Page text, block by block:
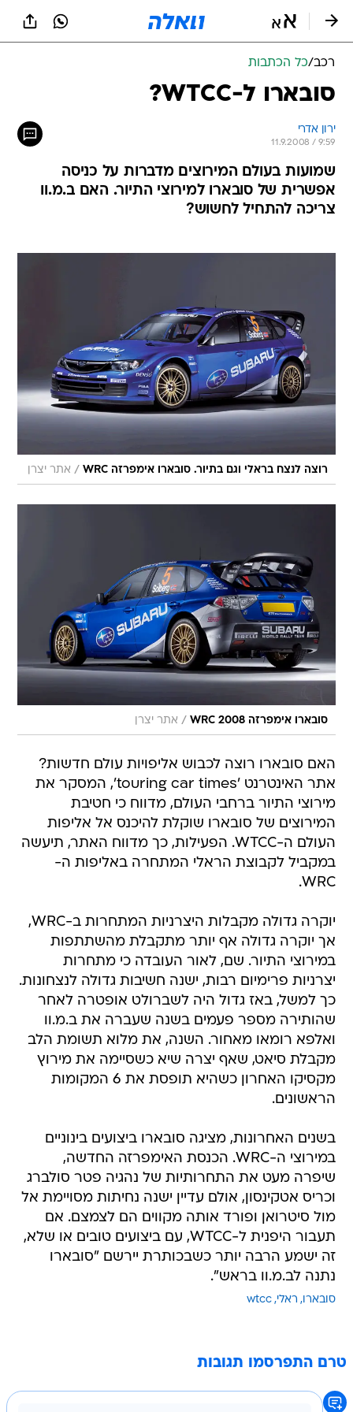
רכב/כל הכתבות
סובארו ל-WTCC?
ירון אדרי
11.9.2008 / 9:59
שמועות בעולם המירוצים מדברות על כניסה
אפשרית של סובארו למירוצי התיור. האם ב.מ.וו
צריכה להתחיל לחשוש?
רוצה לנצח בראלי וגם בתיור. סובארו אימפרזה WRC / אתר יצרן
סובארו אימפרזה WRC 2008 / אתר יצרן
האם סובארו רוצה לכבוש אליפויות עולם חדשות?
אתר האינטרנט 'touring car times', המסקר את
מירוצי התיור ברחבי העולם, מדווח כי חטיבת
המירוצים של סובארו שוקלת להיכנס אל אליפות
העולם ה-WTCC. הפעילות, כך מדווח האתר, תיעשה
במקביל לקבוצת הראלי המתחרה באליפות ה-
WRC.
יוקרה גדולה מקבלות היצרניות המתחרות ב-WRC,
אך יוקרה גדולה אף יותר מתקבלת מהשתתפות
במירוצי התיור. שם, לאור העובדה כי מתחרות
יצרניות פרימיום רבות, ישנה חשיבות גדולה לנצחונות.
כך למשל, באז גדול היה לשברולט אופטרה לאחר
שהותירה מספר פעמים בשנה שעברה את ב.מ.וו
ואלפא רומאו מאחור. השנה, את מלוא תשומת הלב
מקבלת סיאט, שאף יצרה שיא כשסיימה את מירוץ
מקסיקו האחרון כשהיא תופסת את 6 המקומות
הראשונים.
בשנים האחרונות, מציגה סובארו ביצועים בינוניים
במירוצי ה-WRC. הכנסת האימפרזה החדשה,
שיפרה מעט את התחרותיות של נהגיה פטר סולברג
וכריס אטקינסון, אולם עדיין ישנה נחיתות מסויימת אל
מול סיטרואן ופורד אותה מקווים הם לצמצם. אם
תעבור היפנית ל-WTCC, עם ביצועים טובים או שלא,
זה ישמע הרבה יותר כשבכותרת יירשם "סובארו
נתנה לב.מ.וו בראש".
סובארו ראלי wtcc
טרם התפרסמו תגובות